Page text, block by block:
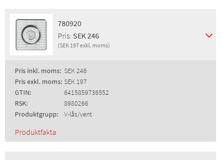
780920
Pris: SEK 246
(SEK 197 exkl. moms)
Pris inkl. moms: SEK 246
Pris exkl. moms: SEK 197
GTIN:
6415859736552
RSK:
8980266
Produktgrupp:
V-lås/vent
Produktfakta